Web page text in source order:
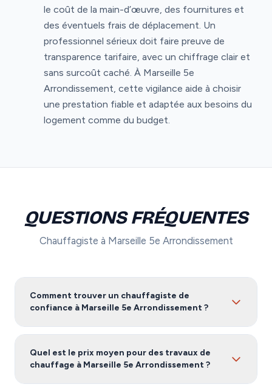
le coût de la main-d’œuvre, des fournitures et
des éventuels frais de déplacement. Un
professionnel sérieux doit faire preuve de
transparence tarifaire, avec un chiffrage clair et
sans surcoût caché. À Marseille 5e
Arrondissement, cette vigilance aide à choisir
une prestation fiable et adaptée aux besoins du
logement comme du budget.
QUESTIONS FRÉQUENTES
Chauffagiste à Marseille 5e Arrondissement
Comment trouver un chauffagiste de
confiance à Marseille 5e Arrondissement ?
Pour trouver un chauffagiste fiable à Marseille 5e
comparer plusieurs devis. Notre service vous met en
relation avec des artisans certifiés et vérifiés dans les
Quel est le prix moyen pour des travaux de
chauffage à Marseille 5e Arrondissement ?